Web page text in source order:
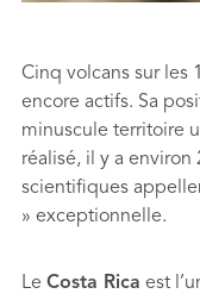
Cinq volcans sur les
encore actifs. Sa
minuscule territoire
réalisé, il y a environ
scientiﬁques
» exceptionnelle.
Le Costa Rica est